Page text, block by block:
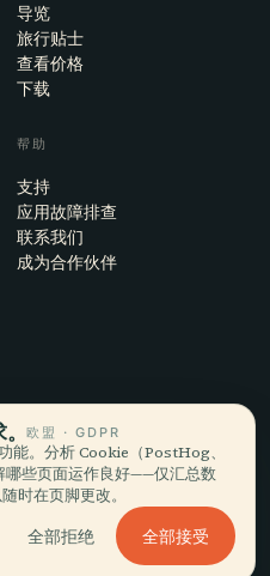
导览
旅行贴士
查看价格
下载
帮助
支持
应用故障排查
联系我们
成为合作伙伴
在路上、在云端
IT · PT · JA · ZH · HI · RU · CS · AR
。欧盟 · GDPR
能。分析 Cookie（PostHog、
些页面运作良好——仅汇总数
时在页脚更改。
全部拒绝 全部接受